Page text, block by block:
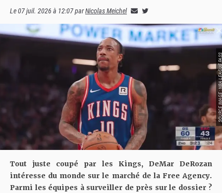
Le07 juil. 2026 à 12:07parNicolas Meichel
SOURCE
Tout juste coupé par les Kings, DeMar DeRozan
intéresse du monde sur le marché de la Free Agency.
Parmi les équipes à surveiller de près sur le dossier ?